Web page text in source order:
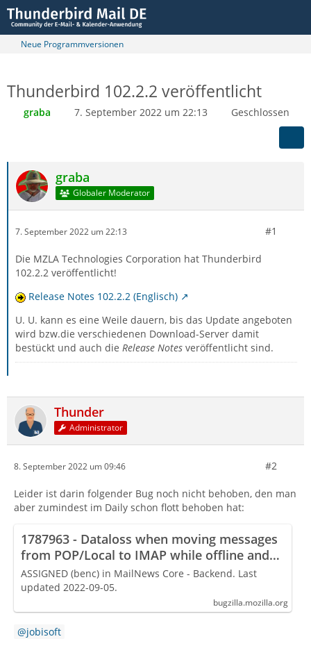
Neue Programmversionen
Thunderbird 102.2.2 veröffentlicht
graba 7. September 2022 um 22:13 Geschlossen
graba
Globaler Moderator
7. September 2022 um 22:13 #1
Die MZLA Technologies Corporation hat Thunderbird
102.2.2 veröffentlicht!
Release Notes 102.2.2 (Englisch)
U. U. kann es eine Weile dauern, bis das Update angeboten
wird bzw.die verschiedenen Download-Server damit
bestückt und auch die Release Notes veröffentlicht sind.
Thunder
Administrator
8. September 2022 um 09:46 #2
Leider ist darin folgender Bug noch nicht behoben, den man
aber zumindest im Daily schon flott behoben hat:
1787963 - Dataloss when moving messages
from POP/Local to IMAP while offline and
then going online
ASSIGNED (benc) in MailNews Core - Backend. Last
updated 2022-09-05.
bugzilla.mozilla.org
jobisoft